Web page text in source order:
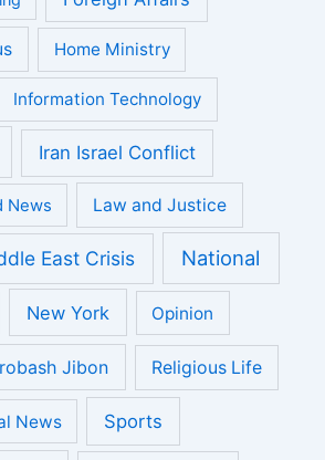
Home Ministry
Information Technology
Iran Israel Conflict
News Law and Justice
East Crisis National
New York Opinion
Jibon Religious Life
News Sports